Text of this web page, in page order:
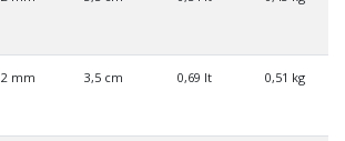
2 mm 3,5 cm 0,69 lt 0,51 kg